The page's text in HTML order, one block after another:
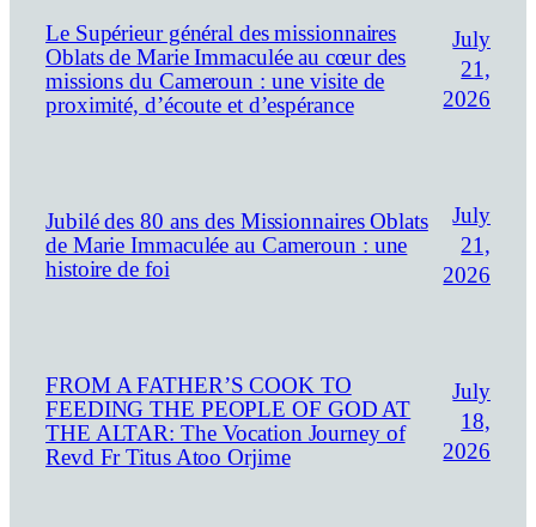
Le Supérieur général des missionnaires
Oblats de Marie Immaculée au cœur des
missions du Cameroun : une visite de
proximité, d’écoute et d’espérance
July
21,
2026
Jubilé des 80 ans des Missionnaires Oblats
de Marie Immaculée au Cameroun : une
histoire de foi
July
21,
2026
FROM A FATHER’S COOK TO
FEEDING THE PEOPLE OF GOD AT
THE ALTAR: The Vocation Journey of
Revd Fr Titus Atoo Orjime
July
18,
2026